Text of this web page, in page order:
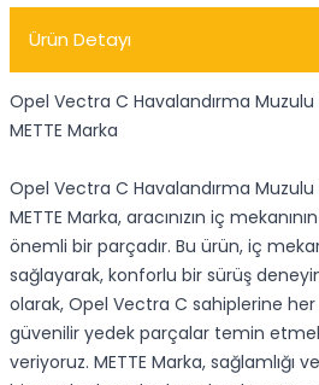
Ürün Detayı
Opel Vectra C Havalandırma Muzulu
METTE Marka
Opel Vectra C Havalandırma Muzulu
METTE Marka, aracınızın iç
önemli bir parçadır. Bu ürün, iç
sağlayarak, konforlu bir sürüş
olarak, Opel Vectra C sahiplerine
güvenilir yedek parçalar temin
veriyoruz. METTE Marka, sağlamlığı